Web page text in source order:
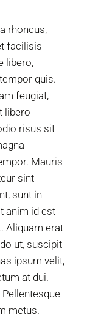
rhoncus,
facilisis
libero,
quis.
feugiat,
libero
risus sit
Mauris
sint
sunt in
anim id est
Aliquam erat
ut, suscipit
ipsum velit,
at dui.
metus.